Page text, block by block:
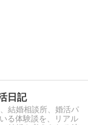
日記
結婚相談所、婚活パ
る体験談を、リアル